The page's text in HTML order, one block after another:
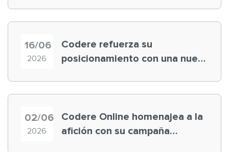
16/06
2026
Codere refuerza su
posicionamiento con una nueva
02/06
2026
Codere Online homenajea a la
afición con su campaña